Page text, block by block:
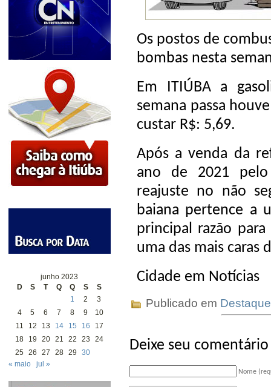
junho 2023
D
S T Q Q S
S
1
2
3
4
5 6 7 8 9
10
11
12 13 14 15 16
17
18
19 20 21 22 23
24
25 26 27 28 29
30
« maio
jul »
Os postos de
bombas nesta
Em ITIÚBA a
semana passa
custar R$: 5,69.
Após a venda da
ano de 2021
reajuste no não
baiana pertence a
principal razão
uma das mais caras
Cidade em Notícias
Publicado em
Deixe seu comentário
Nome